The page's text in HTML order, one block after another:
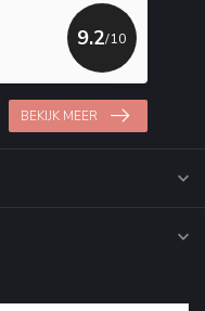
9.2/10
BEKIJK MEER